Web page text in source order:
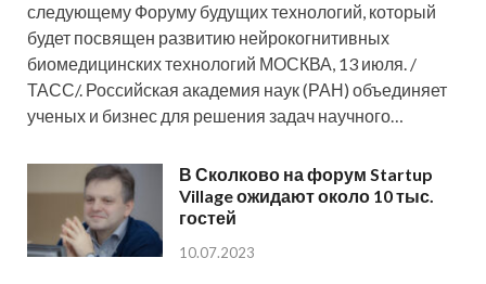
следующему Форуму будущих технологий, который
будет посвящен развитию нейрокогнитивных
биомедицинских технологий МОСКВА, 13 июля. /
ТАСС/. Российская академия наук (РАН) объединяет
ученых и бизнес для решения задач научного…
В Сколково на форум Startup
Village ожидают около 10 тыс.
гостей
10.07.2023